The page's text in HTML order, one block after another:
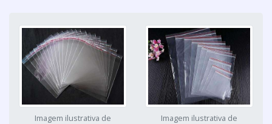
Imagem ilustrativa de
Imagem ilustrativa de